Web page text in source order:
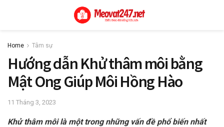
Home Tâm sự
Hướng dẫn Khử thâm môi bằng
Mật Ong Giúp Môi Hồng Hào
11 Tháng 3, 2023
Khử thâm môi là một trong những vấn đề phổ biến nhất